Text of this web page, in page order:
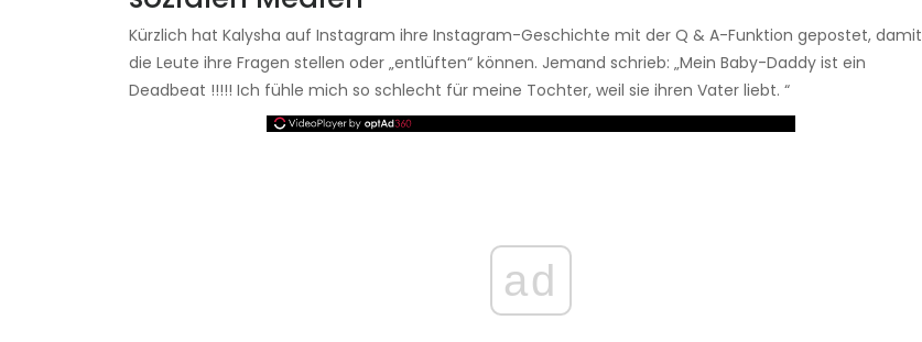
Kürzlich hat Kalysha auf Instagram ihre Instagram-Geschichte mit der Q & A-Funktion gepostet, damit
die Leute ihre Fragen stellen oder „entlüften“ können. Jemand schrieb: „Mein Baby-Daddy ist ein
Deadbeat !!!!! Ich fühle mich so schlecht für meine Tochter, weil sie ihren Vater liebt. “
ad